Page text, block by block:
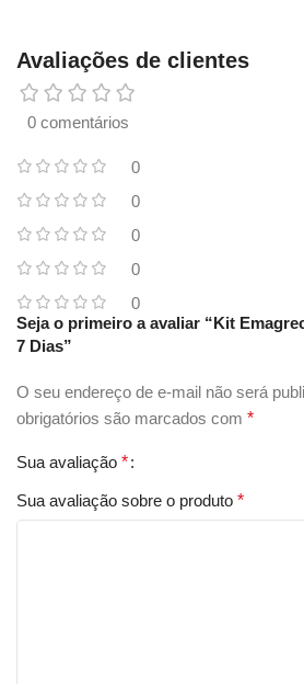
Avaliações de clientes
0 comentários
0
0
0
0
0
Seja o primeiro a avaliar “Kit
7 Dias”
O seu endereço de e-mail não será
obrigatórios são marcados com *
Sua avaliação *
Sua avaliação sobre o produto *